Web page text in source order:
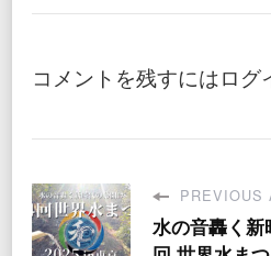
コメントを残すにはログ
PREVIOUS
水の音轟く